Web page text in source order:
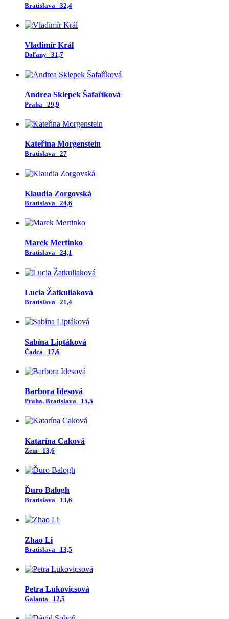
Bratislava 32,4
Vladimír Král
Doľany 31,7
Andrea Sklepek Šafaříková
Praha 29,9
Kateřina Morgenstein
Bratislava 27
Klaudia Zorgovská
Bratislava 24,6
Marek Mertinko
Bratislava 24,1
Lucia Žatkuliaková
Bratislava 21,4
Sabína Liptáková
Čadca 17,6
Barbora Idesová
Praha, Bratislava 15,5
Katarína Caková
Zem 13,6
Ďuro Balogh
Bratislava 13,6
Zhao Li
Bratislava 13,5
Petra Lukovicsová
Galanta 12,5